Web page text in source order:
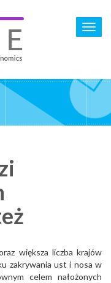
większa liczba krajów
zakrywania ust i nosa w
celem nałożonych